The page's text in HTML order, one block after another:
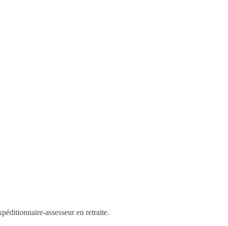
assesseur en retraite.